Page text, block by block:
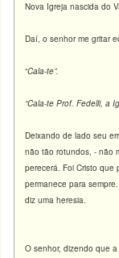
Nova Igreja nascida do
Daí, o senhor me gritar
“Cala-te”.
“Cala-te Prof. Fedelli, a
Deixando de lado seu
não tão rotundos, - não
perecerá. Foi Cristo que
permanece para
diz uma heresia.
O senhor, dizendo que